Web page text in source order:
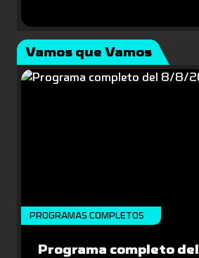
Vamos que Vamos
PROGRAMAS COMPLETOS
Programa completo del